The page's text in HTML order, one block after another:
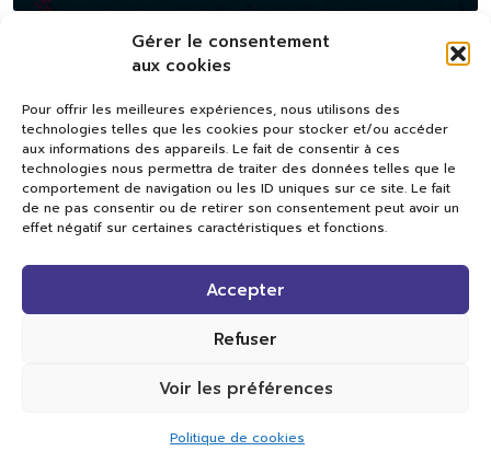
Gérer le consentement
aux cookies
Pour offrir les meilleures expériences, nous utilisons des
technologies telles que les cookies pour stocker et/ou accéder
aux informations des appareils. Le fait de consentir à ces
technologies nous permettra de traiter des données telles que le
comportement de navigation ou les ID uniques sur ce site. Le fait
de ne pas consentir ou de retirer son consentement peut avoir un
effet négatif sur certaines caractéristiques et fonctions.
Accepter
Refuser
Voir les préférences
Politique de cookies
Val TV
Centre de Compétences Médias
Rue du Pont-Neuf 24
Tous droits réservés.
Réalisation Cavin-Baudat Digital Lab